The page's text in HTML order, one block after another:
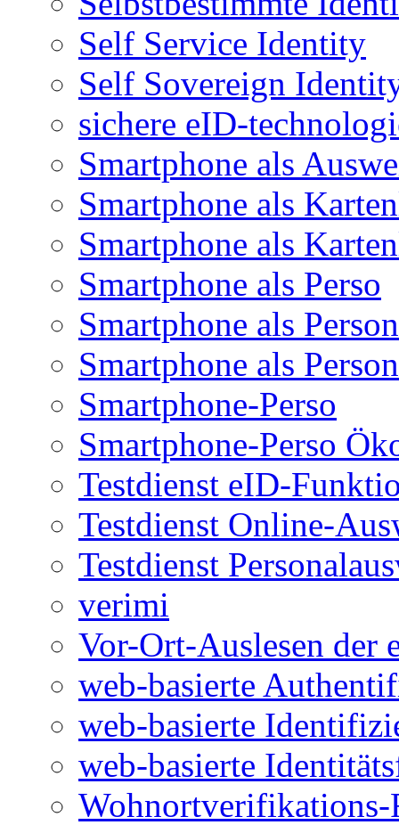
Self Service Identity
Self Sovereign
sichere eID-
Smartphone als
Smartphone als
Smartphone als
Smartphone als Perso
Smartphone als
Smartphone als
Smartphone-Perso
Smartphone-Perso
Testdienst eID-
Testdienst Online-
Testdienst
verimi
Vor-Ort-Auslesen der
web-basierte
web-basierte
web-basierte